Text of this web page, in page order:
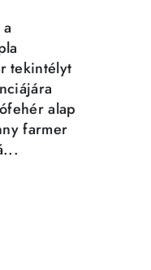
tekintélyt
alap
farmer